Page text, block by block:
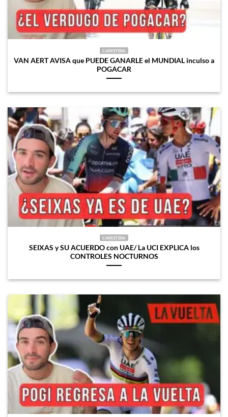
CARRETERA
VAN AERT AVISA que PUEDE GANARLE el MUNDIAL inculso a
POGACAR
CARRETERA
SEIXAS y SU ACUERDO con UAE/ La UCI EXPLICA los
CONTROLES NOCTURNOS